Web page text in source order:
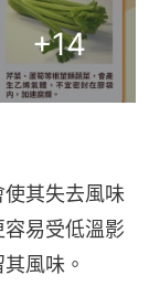
+14
其失去風味
易受低溫影
風味。